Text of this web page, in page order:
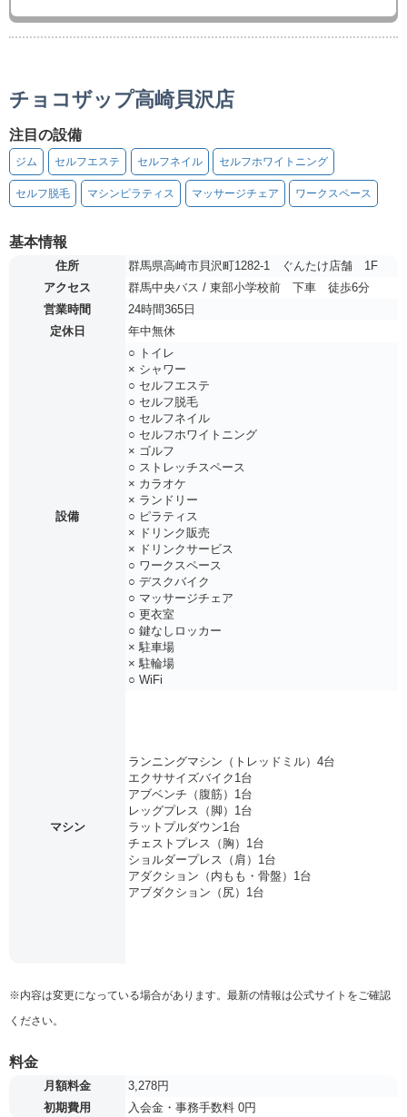
チョコザップ高崎貝沢店
注目の設備
ジム セルフエステ セルフネイル セルフホワイトニング
セルフ脱毛 マシンピラティス マッサージチェア ワークスペース
基本情報
住所
群馬県高崎市貝沢町1282-1 ぐんたけ店舗 1F
アクセス
群馬中央バス / 東部小学校前 下車 徒歩6分
営業時間
24時間365日
定休日
年中無休
設備
○ トイレ
× シャワー
○ セルフエステ
○ セルフ脱毛
○ セルフネイル
○ セルフホワイトニング
× ゴルフ
○ ストレッチスペース
× カラオケ
× ランドリー
○ ピラティス
× ドリンク販売
× ドリンクサービス
○ ワークスペース
○ デスクバイク
○ マッサージチェア
○ 更衣室
○ 鍵なしロッカー
× 駐車場
× 駐輪場
○ WiFi
マシン
ランニングマシン（トレッドミル）4台
エクササイズバイク1台
アブベンチ（腹筋）1台
レッグプレス（脚）1台
ラットプルダウン1台
チェストプレス（胸）1台
ショルダープレス（肩）1台
アダクション（内もも・骨盤）1台
アブダクション（尻）1台
※内容は変更になっている場合があります。最新の情報は公式サイトをご確認
ください。
料金
月額料金
3,278円
初期費用
入会金・事務手数料 0円